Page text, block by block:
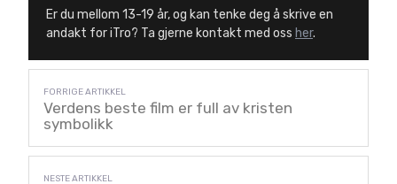
Er du mellom 13-19 år, og kan tenke deg å skrive en
andakt for iTro? Ta gjerne kontakt med oss her.
Verdens beste film er full av kristen
symbolikk